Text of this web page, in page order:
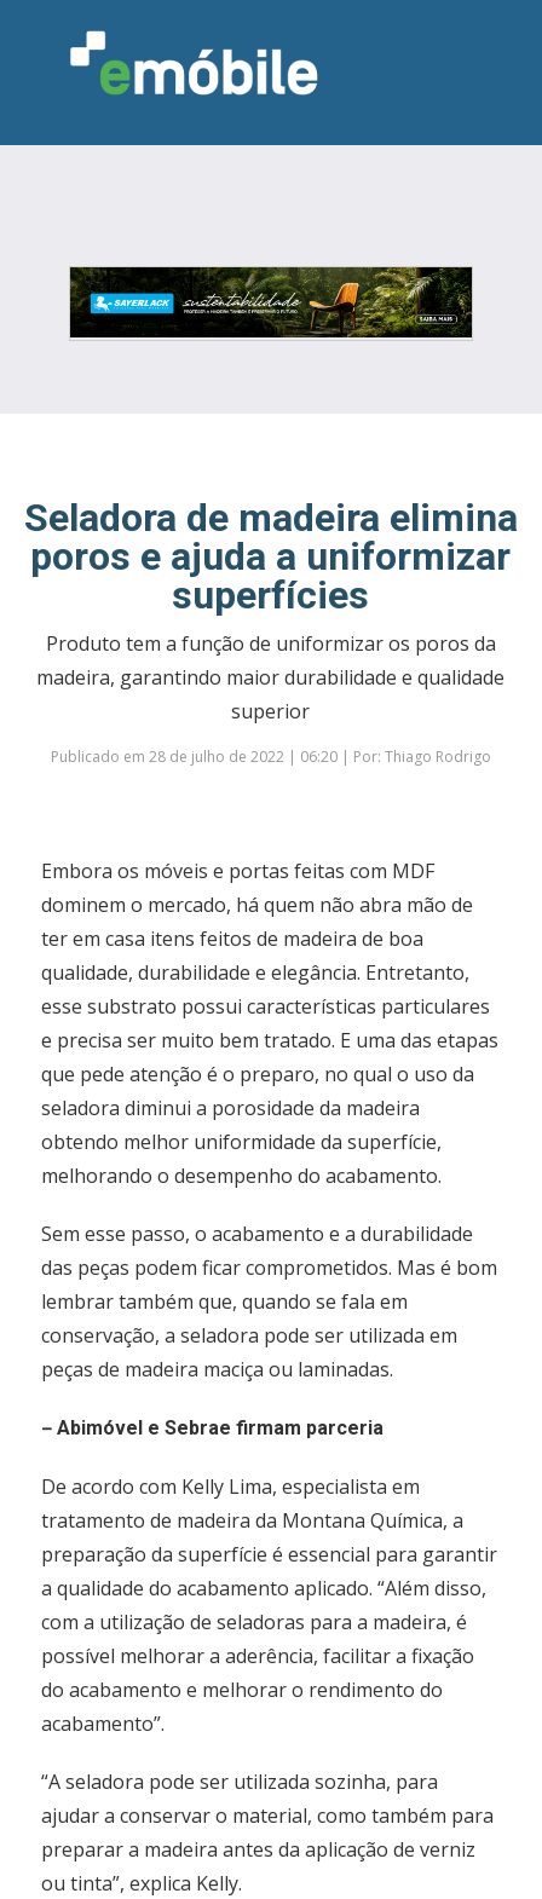
INDÚSTRIA MARCENARIA
DESIGN & DECORAÇÃO
INDICADORES
FEIRAS NOTÍCIAS
Seladora de madeira elimina
poros e ajuda a uniformizar
superfícies
Produto tem a função de uniformizar os poros da
madeira, garantindo maior durabilidade e qualidade
superior
Publicado em 28 de julho de 2022 | 06:20 | Por: Thiago Rodrigo
Embora os móveis e portas feitas com MDF
dominem o mercado, há quem não abra mão de
ter em casa itens feitos de madeira de boa
qualidade, durabilidade e elegância. Entretanto,
esse substrato possui características particulares
e precisa ser muito bem tratado. E uma das etapas
que pede atenção é o preparo, no qual o uso da
seladora diminui a porosidade da madeira
obtendo melhor uniformidade da superfície,
melhorando o desempenho do acabamento.
Sem esse passo, o acabamento e a durabilidade
das peças podem ficar comprometidos. Mas é bom
lembrar também que, quando se fala em
conservação, a seladora pode ser utilizada em
peças de madeira maciça ou laminadas.
–Abimóvel e Sebrae firmam parceria
De acordo com Kelly Lima, especialista em
tratamento de madeira da Montana Química, a
preparação da superfície é essencial para garantir
a qualidade do acabamento aplicado. “Além disso,
com a utilização de seladoras para a madeira, é
possível melhorar a aderência, facilitar a fixação
do acabamento e melhorar o rendimento do
acabamento”.
“A seladora pode ser utilizada sozinha, para
ajudar a conservar o material, como também para
preparar a madeira antes da aplicação de verniz
ou tinta”, explica Kelly.